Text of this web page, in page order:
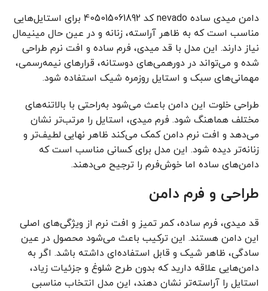
دامن میدی ساده nevado کد 405015061892 برای استایل‌هایی
مناسب است که به ظاهر آراسته، زنانه و در عین حال مینیمال
نیاز دارند. این مدل با قد میدی، فرم ساده و افت نرم طراحی
شده و می‌تواند در دورهمی‌های دوستانه، قرارهای نیمه‌رسمی،
مهمانی‌های سبک و استایل روزمره شیک استفاده شود.
طراحی خلوت این دامن باعث می‌شود به‌راحتی با بالاتنه‌های
مختلف هماهنگ شود. فرم میدی، استایل را مرتب‌تر نشان
می‌دهد و افت نرم دامن کمک می‌کند ظاهر نهایی لطیف‌تر و
زنانه‌تر دیده شود. این مدل برای کسانی مناسب است که
دامن‌های ساده اما خوش‌فرم را ترجیح می‌دهند.
طراحی و فرم دامن
قد میدی، فرم ساده، کمر تمیز و افت نرم از ویژگی‌های اصلی
این دامن هستند. این ترکیب باعث می‌شود محصول در عین
سادگی، ظاهر شیک و قابل استفاده‌ای داشته باشد. اگر به
دامن‌هایی علاقه دارید که بدون طرح شلوغ و جزئیات زیاد،
استایل را آراسته‌تر نشان دهند، این مدل انتخاب مناسبی